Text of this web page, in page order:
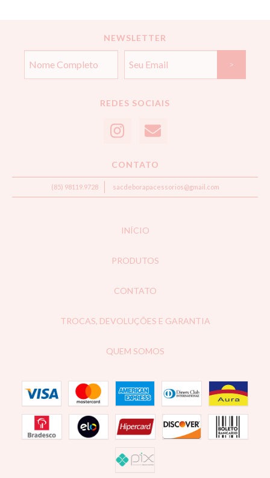
NEWSLETTER
REDES SOCIAIS
CONTATO
(85) 98119.9728 sacdeborapacessorios@gmail.com
INÍCIO
PRODUTOS
CONTATO
TROCAS, DEVOLUÇÕES E GARANTIA
QUEM SOMOS